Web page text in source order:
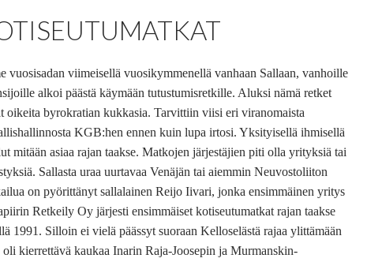
vuosisadan viimeisellä vuosikymmenellä vanhaan Sallaan, vanhoille
alkoi päästä käymään tutustumisretkille. Aluksi nämä retket
oikeita byrokratian kukkasia. Tarvittiin viisi eri viranomaista
KGB:hen ennen kuin lupa irtosi. Yksityisellä ihmisellä
mitään asiaa rajan taakse. Matkojen järjestäjien piti olla yrityksiä tai
Sallasta uraa uurtavaa Venäjän tai aiemmin Neuvostoliiton
on pyörittänyt sallalainen Reijo Iivari, jonka ensimmäinen yritys
Retkeily Oy järjesti ensimmäiset kotiseutumatkat rajan taakse
1991. Silloin ei vielä päässyt suoraan Kelloselästä rajaa ylittämään
oli kierrettävä kaukaa Inarin Raja-Joosepin ja Murmanskin-